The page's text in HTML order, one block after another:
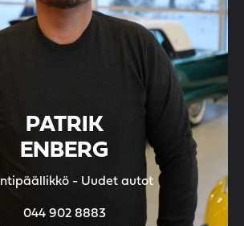
PATRIK
ENBERG
- Uudet autot
044 902 8883